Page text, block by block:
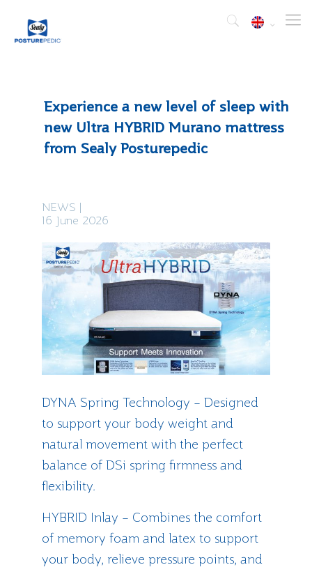
Experience a new level of sleep with
new Ultra HYBRID Murano mattress
from Sealy Posturepedic
NEWS
16 June 2026
DYNA Spring Technology – Designed
to support your body weight and
natural movement with the perfect
balance of DSi spring firmness and
flexibility.
HYBRID Inlay – Combines the comfort
of memory foam and latex to support
your body, relieve pressure points, and